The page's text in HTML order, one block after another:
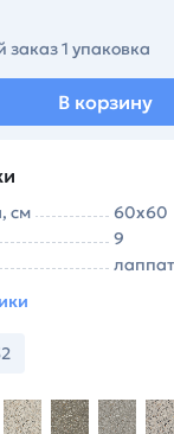
1 упаковка
В корзину
см
60х60
9